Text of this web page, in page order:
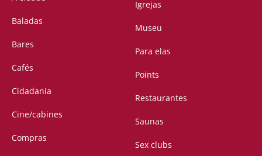
Baladas
Bares
Cafés
Cidadania
Cine/cabines
Compras
Igrejas
Museu
Para elas
Points
Restaurantes
Saunas
Sex clubs